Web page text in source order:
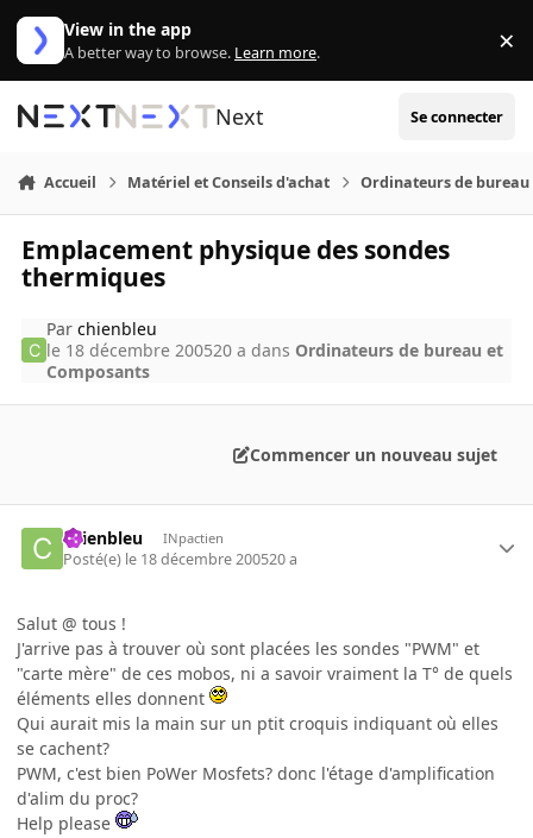
Aller au contenu
View in the app
A better way to browse. Learn more. ×
Next Se connecter
Accueil Matériel et Conseils d'achat Ordinateurs de bureau
Emplacement physique des sondes
thermiques
Parchienbleu
le 18 décembre 200520 a dans Ordinateurs de bureau et
Composants
Commencer un nouveau sujet
chienbleu INpactien
Posté(e) le 18 décembre 200520 a
Salut @ tous !
J'arrive pas à trouver où sont placées les sondes "PWM" et
"carte mère" de ces mobos, ni a savoir vraiment la T° de quels
éléments elles donnent
Qui aurait mis la main sur un ptit croquis indiquant où elles
se cachent?
PWM, c'est bien PoWer Mosfets? donc l'étage d'amplification
d'alim du proc?
Help please